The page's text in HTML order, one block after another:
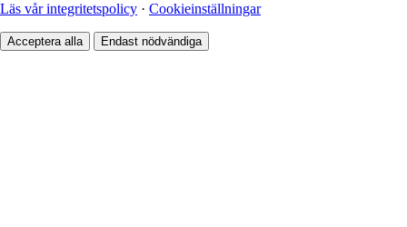
Läs vår integritetspolicy · Cookieinställningar
Acceptera alla Endast nödvändiga